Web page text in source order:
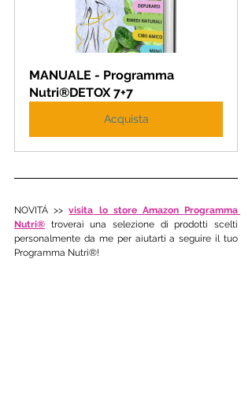
MANUALE - Programma
Nutri®DETOX 7+7
Acquista
NOVITÁ >> visita lo store Amazon Programma
Nutri® troverai una selezione di prodotti scelti
personalmente da me per aiutarti a seguire il tuo
Programma Nutri®!